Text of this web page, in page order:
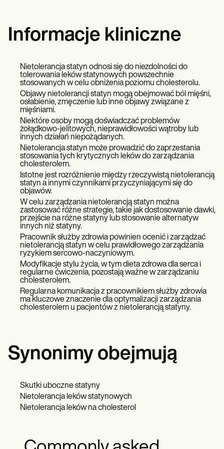
Informacje kliniczne
Nietolerancja statyn odnosi się do niezdolności do
tolerowania leków statynowych powszechnie
stosowanych w celu obniżenia poziomu cholesterolu.
Objawy nietolerancji statyn mogą obejmować ból mięśni,
osłabienie, zmęczenie lub inne objawy związane z
mięśniami.
Niektóre osoby mogą doświadczać problemów
żołądkowo-jelitowych, nieprawidłowości wątroby lub
innych działań niepożądanych.
Nietolerancja statyn może prowadzić do zaprzestania
stosowania tych krytycznych leków do zarządzania
cholesterolem.
Istotne jest rozróżnienie między rzeczywistą nietolerancją
statyn a innymi czynnikami przyczyniającymi się do
objawów.
W celu zarządzania nietolerancją statyn można
zastosować różne strategie, takie jak dostosowanie dawki,
przejście na różne statyny lub stosowanie alternatyw
innych niż statyny.
Pracownik służby zdrowia powinien ocenić i zarządzać
nietolerancją statyn w celu prawidłowego zarządzania
ryzykiem sercowo-naczyniowym.
Modyfikacje stylu życia, w tym dieta zdrowa dla serca i
regularne ćwiczenia, pozostają ważne w zarządzaniu
cholesterolem.
Regularna komunikacja z pracownikiem służby zdrowia
ma kluczowe znaczenie dla optymalizacji zarządzania
cholesterolem u pacjentów z nietolerancją statyny.
Synonimy obejmują
Skutki uboczne statyny
Nietolerancja leków statynowych
Nietolerancja leków na cholesterol